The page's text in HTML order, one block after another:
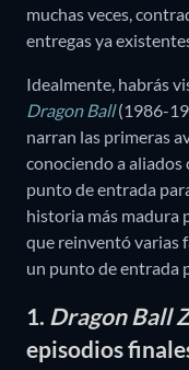
muchas veces,
entregas ya
Idealmente, habrás
Dragon Ball(1986-
narran las primeras
conociendo a aliados
punto de entrada
historia más madura
que reinventó varias
un punto de entrada
1. Dragon Ball Z
episodios